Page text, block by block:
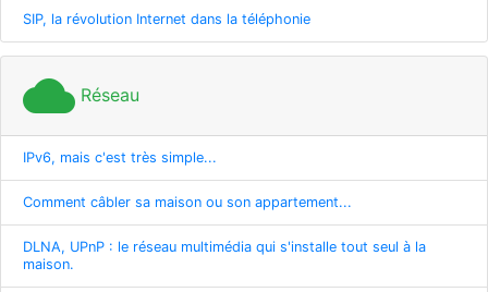
SIP, la révolution Internet dans la téléphonie
cloud Réseau
IPv6, mais c'est très simple...
Comment câbler sa maison ou son appartement...
DLNA, UPnP : le réseau multimédia qui s'installe tout seul à la
maison.